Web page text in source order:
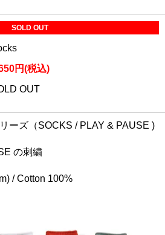
SOLD OUT
円(税込)
OUT
ーズ（SOCKS / PLAY & PAUSE )
の刺繍
/ Cotton 100%